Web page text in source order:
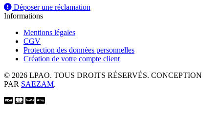
Déposer une réclamation
Informations
Mentions légales
CGV
Protection des données personnelles
Création de votre compte client
© 2026 LPAO. TOUS DROITS RÉSERVÉS. CONCEPTION
PAR SAEZAM.